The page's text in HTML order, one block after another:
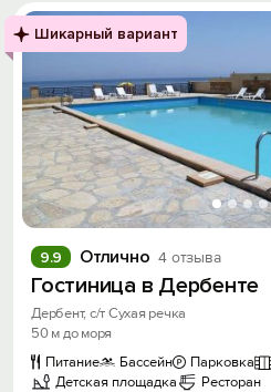
Шикарный вариант
Отлично 4 отзыва
9.9
Гостиница в Дербенте
Дербент, с/т Сухая речка
50 м до моря
Питание
Бассейн Парковка
Детская площадка
Ресторан